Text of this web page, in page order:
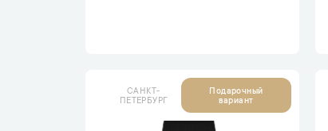
САНКТ-
ПЕТЕРБУРГ
Подарочный
вариант